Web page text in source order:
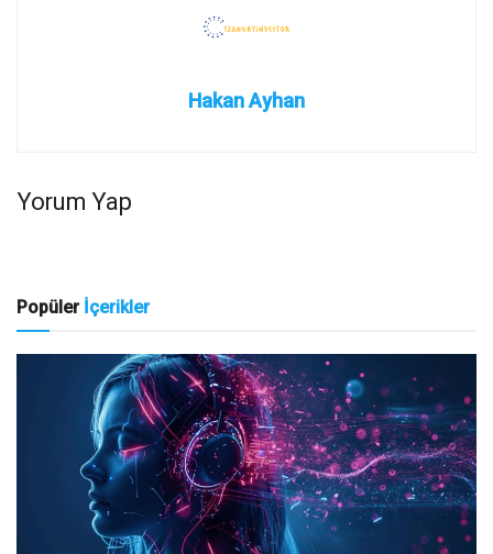
Hakan Ayhan
Yorum Yap
Popüler İçerikler